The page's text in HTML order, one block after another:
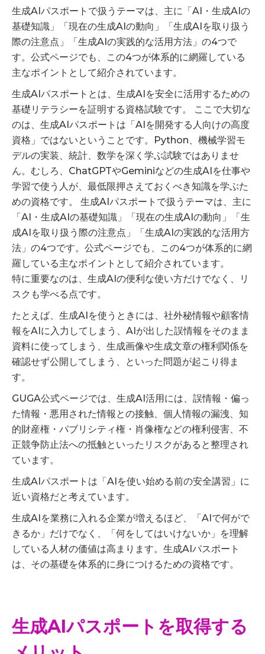
生成AIパスポートで扱うテーマは、主に「AI・生成AIの
基礎知識」「現在の生成AIの動向」「生成AIを取り扱う
際の注意点」「生成AIの実践的な活用方法」の4つで
す。公式ページでも、この4つが体系的に網羅している
主なポイントとして紹介されています。
生成AIパスポートとは、生成AIを安全に活用するための
基礎リテラシーを証明する資格試験です。 ここで大切な
のは、生成AIパスポートは「AIを開発する人向けの高度
資格」ではないということです。Python、機械学習モ
デルの実装、統計、数学を深く学ぶ試験ではありませ
ん。むしろ、ChatGPTやGeminiなどの生成AIを仕事や
学習で使う人が、最低限押さえておくべき知識を学ぶた
めの資格です。 生成AIパスポートで扱うテーマは、主に
「AI・生成AIの基礎知識」「現在の生成AIの動向」「生
成AIを取り扱う際の注意点」「生成AIの実践的な活用方
法」の4つです。公式ページでも、この4つが体系的に網
羅している主なポイントとして紹介されています。
特に重要なのは、生成AIの便利な使い方だけでなく、リ
スクも学べる点です。
たとえば、生成AIを使うときには、社外秘情報や顧客情
報をAIに入力してしまう、AIが出した誤情報をそのまま
資料に使ってしまう、生成画像や生成文章の権利関係を
確認せず公開してしまう、といった問題が起こり得ま
す。
GUGA公式ページでは、生成AI活用には、誤情報・偏っ
た情報・悪用された情報との接触、個人情報の漏洩、知
的財産権・パブリシティ権・肖像権などの権利侵害、不
正競争防止法への抵触といったリスクがあると整理され
ています。
生成AIパスポートは「AIを使い始める前の安全講習」に
近い資格だと考えています。
生成AIを業務に入れる企業が増えるほど、「AIで何がで
きるか」だけでなく、「何をしてはいけないか」を理解
している人材の価値は高まります。生成AIパスポート
は、その基礎を体系的に身につけるための資格です。
生成AIパスポートを取得する